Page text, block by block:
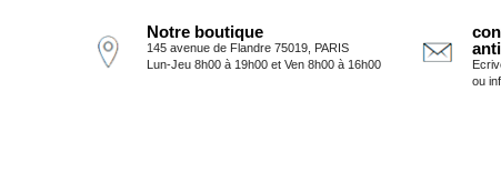
Notre boutique
145 avenue de Flandre 75019, PARIS
Lun-Jeu 8h00 à 19h00 et Ven 8h00 à 16h00
ou